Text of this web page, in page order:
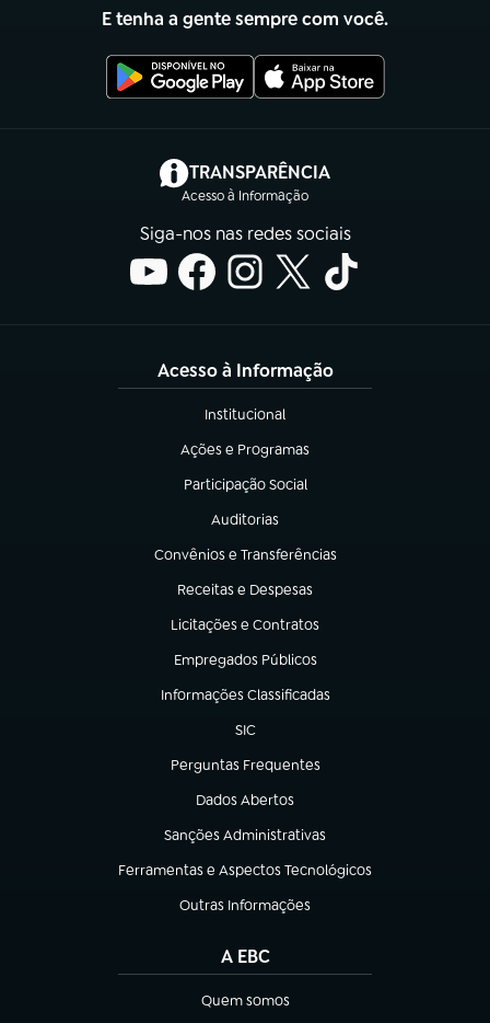
E tenha a gente sempre com você.
TRANSPARÊNCIA
Acesso à Informação
(abre em nova aba)
Siga-nos nas redes sociais
Acesso à Informação
Institucional
(abre em nova aba)
Ações e Programas
(abre em nova aba)
Participação Social
(abre em nova aba)
Auditorias
(abre em nova aba)
Convênios e Transferências
(abre em nova aba)
Receitas e Despesas
(abre em nova aba)
Licitações e Contratos
(abre em nova aba)
Empregados Públicos
(abre em nova aba)
Informações Classificadas
(abre em nova aba)
SIC
(abre em nova aba)
Perguntas Frequentes
(abre em nova aba)
Dados Abertos
(abre em nova aba)
Sanções Administrativas
(abre em nova aba)
Ferramentas e Aspectos Tecnológicos
(abre em nova aba)
Outras Informações
(abre em nova aba)
A EBC
Quem somos
(abre em nova aba)